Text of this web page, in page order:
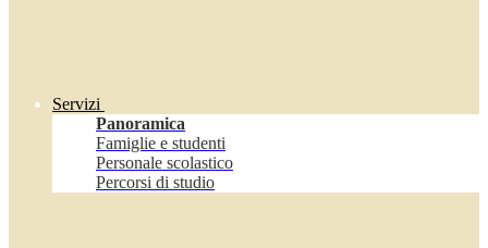
Servizi
Panoramica
Famiglie e studenti
Personale scolastico
Percorsi di studio